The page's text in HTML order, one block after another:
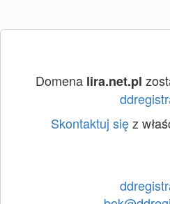
Domena lira.net.pl
Skontaktuj sięz